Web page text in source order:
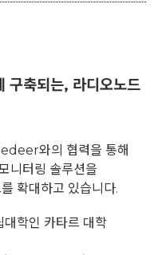
구축되는, 라디오노드
와의 협력을 통해
니터링 솔루션을
확대하고 있습니다.
대학인 카타르 대학